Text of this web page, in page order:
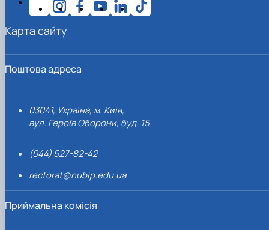
Поштова адреса
03041, Україна, м. Київ,
вул. Героїв Оборони, буд. 15.
(044) 527-82-42
rectorat@nubip.edu.ua
Приймальна комісія
Карта сайту